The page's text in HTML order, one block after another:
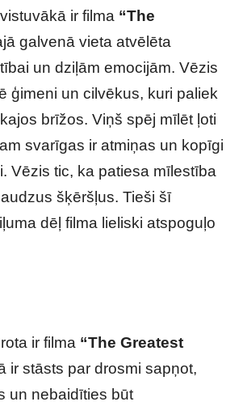
ir filma “The
galvenā vieta atvēlēta
un dziļām emocijām. Vēzis
ģimeni un cilvēkus, kuri paliek
brīžos. Viņš spēj mīlēt ļoti
svarīgas ir atmiņas un kopīgi
Vēzis tic, ka patiesa mīlestība
šķēršļus. Tieši šī
dēļ filma lieliski atspoguļo
ir filma “The Greatest
ir stāsts par drosmi sapņot,
un nebaidīties būt